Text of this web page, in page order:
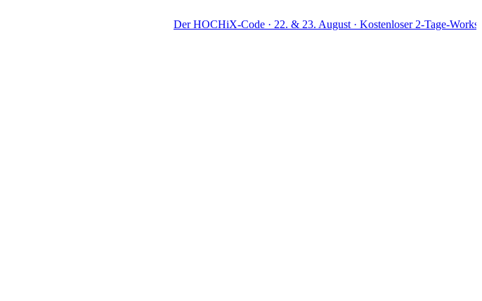
Der HOCHiX-Code · 22. & 23. August · Kostenloser 2-Tage-Workshop ·